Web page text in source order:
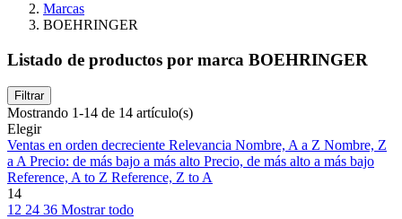
Marcas
BOEHRINGER
Listado de productos por marca BOEHRINGER
Filtrar
Mostrando 1-14 de 14 artículo(s)
Elegir
Ventas en orden decreciente Relevancia Nombre, A a Z Nombre, Z
a APrecio: de más bajo a más alto Precio, de más alto a más bajo
Reference, A to Z Reference, Z to A
14
12 24 36 Mostrar todo